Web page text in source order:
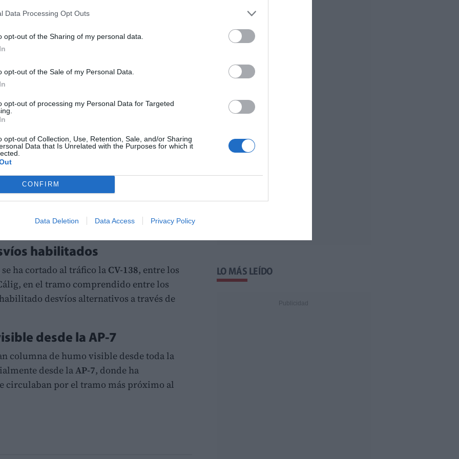
Data Processing Opt Outs
opt-out of the Sharing of my personal data.
opt-out of the Sale of my Personal Data.
opt-out of processing my Personal Data for Targeted
opt-out of Collection, Use, Retention, Sale, and/or Sharing
Data that Is Unrelated with the Purposes for which it
CONFIRM
Data Deletion Data Access Privacy Policy
se ha producido en plena jornada de
han superado los 30 gradosen la zona.
de Emergencias (CCE), en la
de las brigadas forestales de la
Diputación de Castellón
Conselleria de Medi Ambient
de la
zona afectada.
habilitados
ha cortado al tráfico la CV-138, entre los
en el tramo comprendido entre los
desvíos alternativos a través de
desde la AP-7
columna de humo visible desde toda la
desde laAP-7, donde ha
circulaban por el tramo más próximo al
LO MÁS LEÍDO